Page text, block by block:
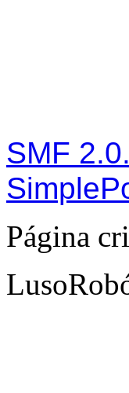
SMF
Página